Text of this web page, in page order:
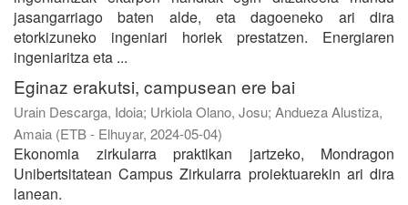
jasangarriago baten alde, eta dagoeneko ari dira
etorkizuneko ingeniari horiek prestatzen. Energiaren
ingeniaritza eta ...
Eginaz erakutsi, campusean ere bai
Urain Descarga, Idoia; Urkiola Olano, Josu; Andueza Alustiza,
Amaia (ETB - Elhuyar, 2024-05-04)
Ekonomia zirkularra praktikan jartzeko, Mondragon
Unibertsitatean Campus Zirkularra proiektuarekin ari dira
lanean.